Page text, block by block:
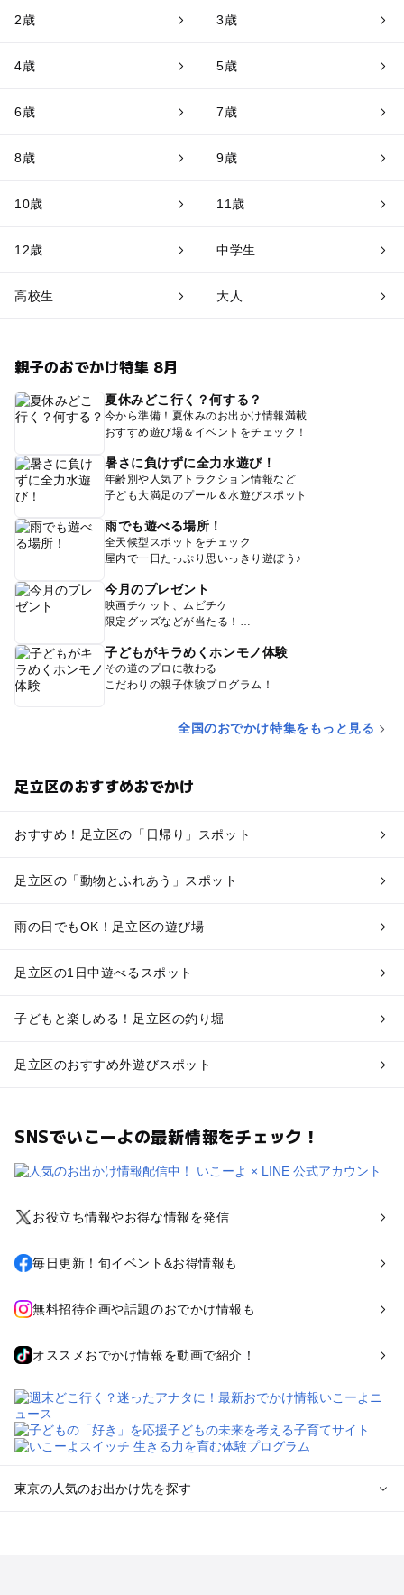
2歳 3歳
4歳 5歳
6歳 7歳
8歳 9歳
10歳 11歳
12歳 中学生
高校生 大人
親子のおでかけ特集 8月
夏休みどこ行く？何する？
今から準備！夏休みのお出かけ情報満載
おすすめ遊び場＆イベントをチェック！
暑さに負けずに全力水遊び！
年齢別や人気アトラクション情報など
子ども大満足のプール＆水遊びスポット
雨でも遊べる場所！
全天候型スポットをチェック
屋内で一日たっぷり思いっきり遊ぼう♪
今月のプレゼント
映画チケット、ムビチケ
限定グッズなどが当たる！
子どもがキラめくホンモノ体験
その道のプロに教わる
こだわりの親子体験プログラム！
全国のおでかけ特集をもっと見る
足立区のおすすめおでかけ
おすすめ！足立区の「日帰り」スポット
足立区の「動物とふれあう」スポット
雨の日でもOK！足立区の遊び場
足立区の1日中遊べるスポット
子どもと楽しめる！足立区の釣り堀
足立区のおすすめ外遊びスポット
SNSでいこーよの最新情報をチェック！
お役立ち情報やお得な情報を発信
毎日更新！旬イベント&お得情報も
無料招待企画や話題のおでかけ情報も
オススメおでかけ情報を動画で紹介！
東京の人気のお出かけ先を探す